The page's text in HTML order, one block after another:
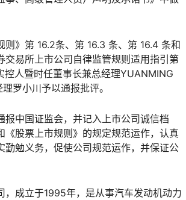
》第 16.2条、第 16.3 条、第 16.4 条和
交易所上市公司自律监管规则适用指引第
人暨时任董事长兼总经理YUANMING
罗小川予以通报批评。
中国证监会，并记入上市公司诚信档
股票上市规则》的规定规范运作，认真
勉义务，促使公司规范运作，并保证公
成立于1995年，是从事汽车发动机动力